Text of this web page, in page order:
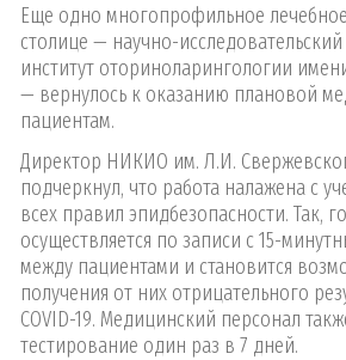
Еще одно многопрофильное
столице — научно-
институт оториноларингологии
— вернулось к оказанию плановой
пациентам.
Директор НИКИО им. Л.И.
подчеркнул, что работа налажена с
всех правил эпидбезопасности. Так,
осуществляется по записи с 15-
между пациентами и становится
получения от них отрицательного
COVID-19. Медицинский персонал
тестирование один раз в 7 дней.